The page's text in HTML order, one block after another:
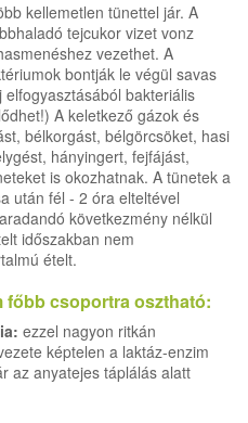
kellemetlen tünettel jár. A
tejcukor vizet vonz
vezethet. A
bontják le végül savas
bakteriális
A keletkező gázok és
bélkorgást, bélgörcsöket, hasi
hányingert, fejfájást,
is okozhatnak. A tünetek a
után fél - 2 óra elteltével
következmény nélkül
időszakban nem
ételt.
főbb csoportra osztható:
ezzel nagyon ritkán
képtelen a laktáz-enzim
az anyatejes táplálás alatt